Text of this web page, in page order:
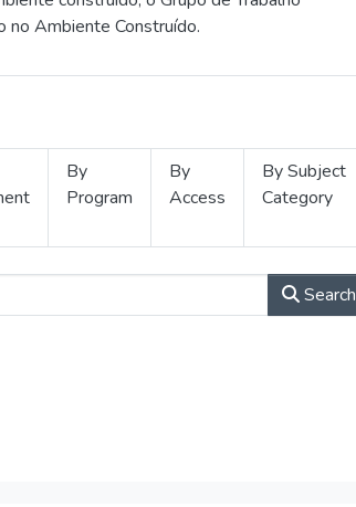
no Ambiente Construído.
By
Program
By
Access
By Subject
Category
Search